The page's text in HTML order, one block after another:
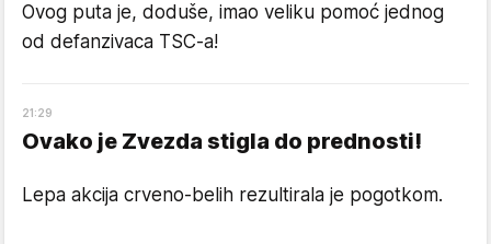
Ovog puta je, doduše, imao veliku pomoć jednog
od defanzivaca TSC-a!
21:29
Ovako je Zvezda stigla do prednosti!
Lepa akcija crveno-belih rezultirala je pogotkom.